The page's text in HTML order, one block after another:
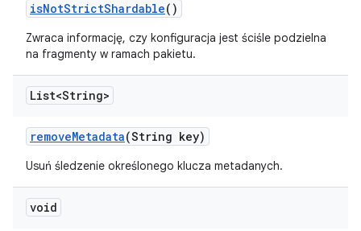
isNotStrictShardable()
Zwraca informację, czy konfiguracja jest ściśle podzielna
na fragmenty w ramach pakietu.
List<String>
removeMetadata(String key)
Usuń śledzenie określonego klucza metadanych.
void